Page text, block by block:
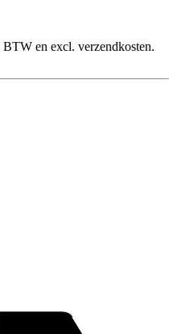
en excl. verzendkosten.